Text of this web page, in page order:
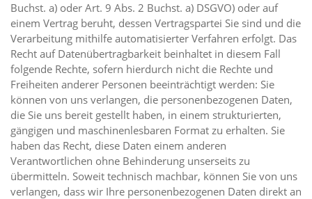
Buchst. a) oder Art. 9 Abs. 2 Buchst. a) DSGVO) oder auf
einem Vertrag beruht, dessen Vertragspartei Sie sind und die
Verarbeitung mithilfe automatisierter Verfahren erfolgt. Das
Recht auf Datenübertragbarkeit beinhaltet in diesem Fall
folgende Rechte, sofern hierdurch nicht die Rechte und
Freiheiten anderer Personen beeinträchtigt werden: Sie
können von uns verlangen, die personenbezogenen Daten,
die Sie uns bereit gestellt haben, in einem strukturierten,
gängigen und maschinenlesbaren Format zu erhalten. Sie
haben das Recht, diese Daten einem anderen
Verantwortlichen ohne Behinderung unserseits zu
übermitteln. Soweit technisch machbar, können Sie von uns
verlangen, dass wir Ihre personenbezogenen Daten direkt an